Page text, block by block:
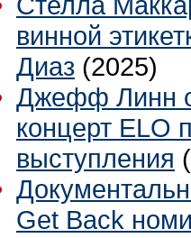
винной
Диаз (2025)
Джефф Линн
концерт ELO
выступления
Get Back